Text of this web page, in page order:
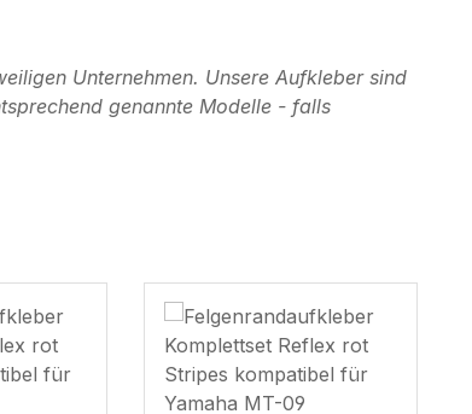
Unternehmen. Unsere Aufkleber sind
genannte Modelle - falls